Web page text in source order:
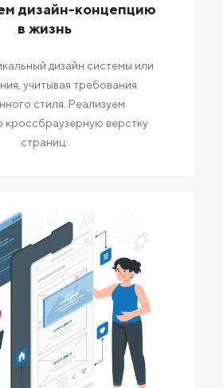
дизайн-концепцию
в жизнь
дизайн системы или
учитывая требования
стиля. Реализуем
кроссбраузерную верстку
страниц.